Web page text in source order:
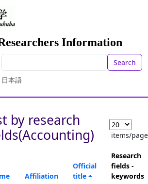
Information
Search
日本語
by research
items/page
Affiliation
Official
title
Research
fields -
keywords